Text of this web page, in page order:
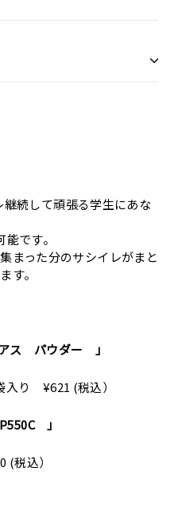
続して頑張る学生にあな
です。
まった分のサシイレがまと
す。
ス パウダー 」
入り ¥621 (税込）
」
(税込）